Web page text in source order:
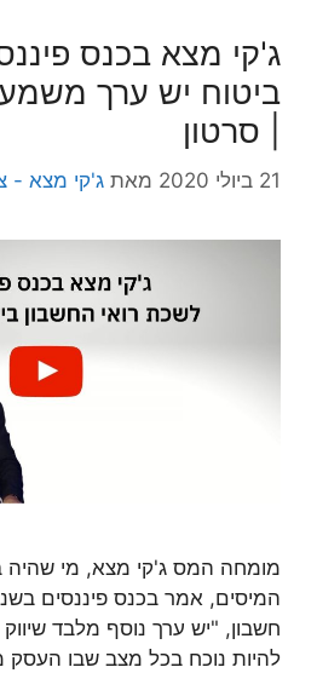
ג'קי מצא בכנס
ביטוח יש ערך
| סרטון
21 ביולי 2020 מאת ג'קי מצא -
מומחה המס ג'קי מצא, מי שהיה
חשבון, "יש ערך נוסף מלבד שיווק
להיות נוכח בכל מצב שבו